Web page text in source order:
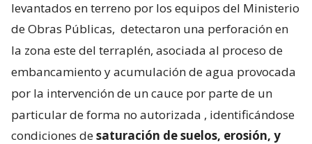
levantados en terreno por los equipos del Ministerio
de Obras Públicas, detectaron una perforación en
la zona este del terraplén, asociada al proceso de
embancamiento y acumulación de agua provocada
por la intervención de un cauce por parte de un
particular de forma no autorizada , identificándose
condiciones desaturación de suelos, erosión, y